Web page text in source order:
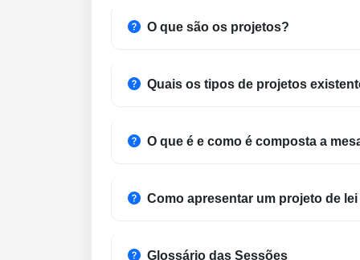
O que são os projetos?
Quais os tipos de projetos
O que é e como é composta a
Como apresentar um projeto de
Glossário das Sessões